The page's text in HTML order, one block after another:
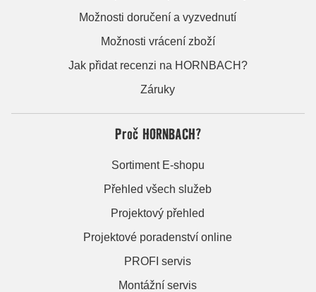
Možnosti doručení a vyzvednutí
Možnosti vrácení zboží
Jak přidat recenzi na HORNBACH?
Záruky
Proč HORNBACH?
Sortiment E-shopu
Přehled všech služeb
Projektový přehled
Projektové poradenství online
PROFI servis
Montážní servis